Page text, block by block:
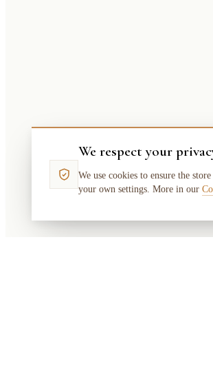
We respect your
We use cookies to ensure the
your own settings. More in our